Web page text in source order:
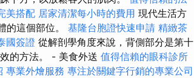
美搭配 居家清潔每小時的費用 現代生活方
的這個部位。 基隆台胞證快速申請 精緻茶
國簽證 從解剖學角度來說，背側部分是第十
的方法。 - 美食外送 值得信賴的眼科診所
專業外燴服務 專注於關鍵字行銷的專業公司